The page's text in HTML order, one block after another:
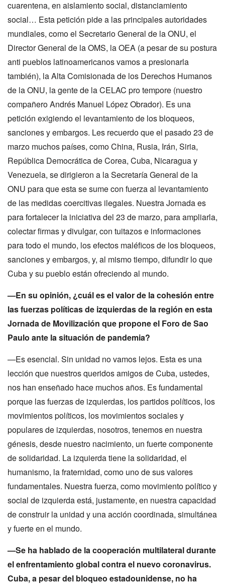
cuarentena, en aislamiento social, distanciamiento
social… Esta petición pide a las principales autoridades
mundiales, como el Secretario General de la ONU, el
Director General de la OMS, la OEA (a pesar de su postura
anti pueblos latinoamericanos vamos a presionarla
también), la Alta Comisionada de los Derechos Humanos
de la ONU, la gente de la CELAC pro tempore (nuestro
compañero Andrés Manuel López Obrador). Es una
petición exigiendo el levantamiento de los bloqueos,
sanciones y embargos. Les recuerdo que el pasado 23 de
marzo muchos países, como China, Rusia, Irán, Siria,
República Democrática de Corea, Cuba, Nicaragua y
Venezuela, se dirigieron a la Secretaría General de la
ONU para que esta se sume con fuerza al levantamiento
de las medidas coercitivas ilegales. Nuestra Jornada es
para fortalecer la iniciativa del 23 de marzo, para ampliarla,
colectar firmas y divulgar, con tuitazos e informaciones
para todo el mundo, los efectos maléficos de los bloqueos,
sanciones y embargos, y, al mismo tiempo, difundir lo que
Cuba y su pueblo están ofreciendo al mundo.
—En su opinión, ¿cuál es el valor de la cohesión entre
las fuerzas políticas de izquierdas de la región en esta
Jornada de Movilización que propone el Foro de Sao
Paulo ante la situación de pandemia?
—Es esencial. Sin unidad no vamos lejos. Esta es una
lección que nuestros queridos amigos de Cuba, ustedes,
nos han enseñado hace muchos años. Es fundamental
porque las fuerzas de izquierdas, los partidos políticos, los
movimientos políticos, los movimientos sociales y
populares de izquierdas, nosotros, tenemos en nuestra
génesis, desde nuestro nacimiento, un fuerte componente
de solidaridad. La izquierda tiene la solidaridad, el
humanismo, la fraternidad, como uno de sus valores
fundamentales. Nuestra fuerza, como movimiento político y
social de izquierda está, justamente, en nuestra capacidad
de construir la unidad y una acción coordinada, simultánea
y fuerte en el mundo.
—Se ha hablado de la cooperación multilateral durante
el enfrentamiento global contra el nuevo coronavirus.
Cuba, a pesar del bloqueo estadounidense, no ha